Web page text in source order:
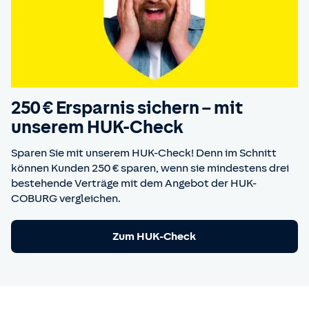
250 € Ersparnis sichern – mit
unserem HUK-Check
Sparen Sie mit unserem HUK-Check! Denn im Schnitt
können Kunden 250 € sparen, wenn sie mindestens drei
bestehende Verträge mit dem Angebot der HUK-
COBURG vergleichen.
Zum HUK-Check